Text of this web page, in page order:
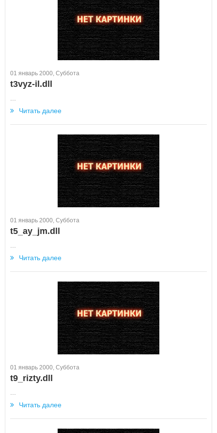
01 январь 2000, Суббота
t3vyz-il.dll
Читать далее
01 январь 2000, Суббота
t5_ay_jm.dll
Читать далее
01 январь 2000, Суббота
t9_rizty.dll
Читать далее